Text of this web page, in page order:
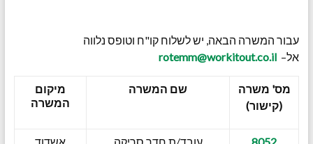
עבור המשרה הבאה, יש לשלוח קו"ח וטופס נלווה
אל– rotemm@workitout.co.il
מס' משרה
(קישור)
שם המשרה
מיקום
המשרה
8052 עובד/ת חדר סריקה אשדוד